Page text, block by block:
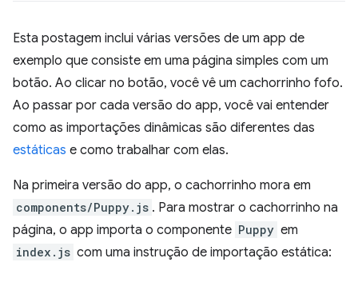
Esta postagem inclui várias versões de um app de
exemplo que consiste em uma página simples com um
botão. Ao clicar no botão, você vê um cachorrinho fofo.
Ao passar por cada versão do app, você vai entender
como as importações dinâmicas são diferentes das
estáticas e como trabalhar com elas.
Na primeira versão do app, o cachorrinho mora em
components/Puppy.js . Para mostrar o cachorrinho na
página, o app importa o componente Puppy em
index.js com uma instrução de importação estática: